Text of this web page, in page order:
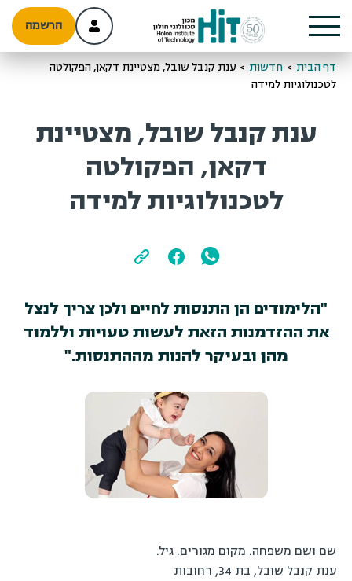
הרשמה
דף הבית > חדשות > ענת קנבל שובל, מצטיינת דקאן, הפקולטה
לטכנולוגיות למידה
ענת קנבל שובל, מצטיינת
דקאן, הפקולטה
לטכנולוגיות למידה
"הלימודים הן התנסות לחיים ולכן צריך לנצל
את ההזדמנות הזאת לעשות טעויות וללמוד
מהן ובעיקר להנות מההתנסות."
שם ושם משפחה. מקום מגורים. גיל.
ענת קנבל שובל, בת 34, רחובות